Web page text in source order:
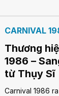
CARNIVAL
Thương
1986 –
từ Thụy Sĩ
Carnival 1986